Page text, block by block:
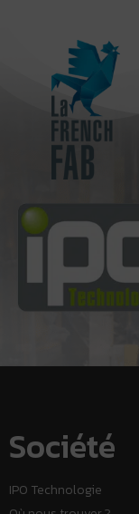
Société
IPO Technologie